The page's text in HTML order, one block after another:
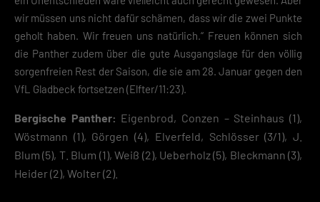
wir müssen uns nicht dafür schämen, dass wir die zwei Punkte
geholt haben. Wir freuen uns natürlich.“ Freuen können sich
die Panther zudem über die gute Ausgangslage für den völlig
sorgenfreien Rest der Saison, die sie am 28. Januar gegen den
VfL Gladbeck fortsetzen (Elfter/11:23).
Bergische Panther: Eigenbrod, Conzen – Steinhaus (1),
Wöstmann (1), Görgen (4), Elverfeld, Schlösser (3/1), J.
Blum (5), T. Blum (1), Weiß (2), Ueberholz (5), Bleckmann (3),
Heider (2), Wolter (2).
Zustimmung zur Cookie-Verwendung unser Angebot nicht nutzen
Wenn du unter 16 Jahre alt bist und deine Zustimmung zu freiwilligen
Diensten geben möchtest, musst du deine Erziehungsberechtigten um
Hier finden Sie eine Übersicht über alle verwendeten Cookies. Sie
Ihre Einwilligung zu ganzen Kategorien geben oder sich weitere
auswählen.